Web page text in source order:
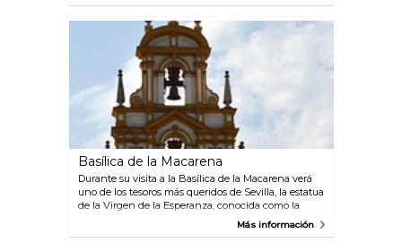
Basílica de la Macarena
Durante su visita a la Basílica de la Macarena verá
uno de los tesoros más queridos de Sevilla, la estatua
de la Virgen de la Esperanza, conocida como la
Macarena, el mismo nombre que el barrio donde se
Más información